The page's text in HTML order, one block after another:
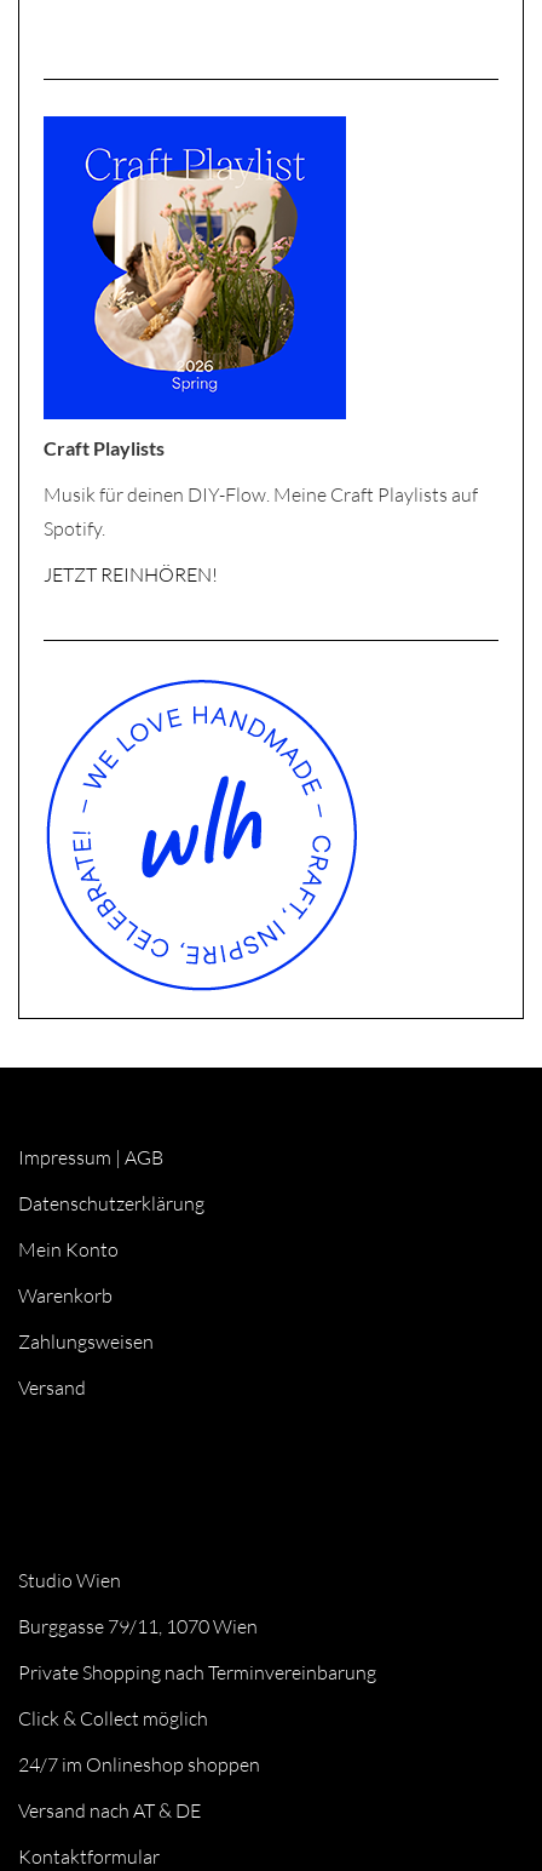
Craft Playlists
Musik für deinen DIY-Flow. Meine Craft Playlists auf
Spotify.
JETZT REINHÖREN!
Impressum | AGB
Datenschutzerklärung
Mein Konto
Warenkorb
Zahlungsweisen
Versand
Studio Wien
Burggasse 79/11, 1070 Wien
Private Shopping nach Terminvereinbarung
Click & Collect möglich
24/7 im Onlineshop shoppen
Versand nach AT & DE
Kontaktformular